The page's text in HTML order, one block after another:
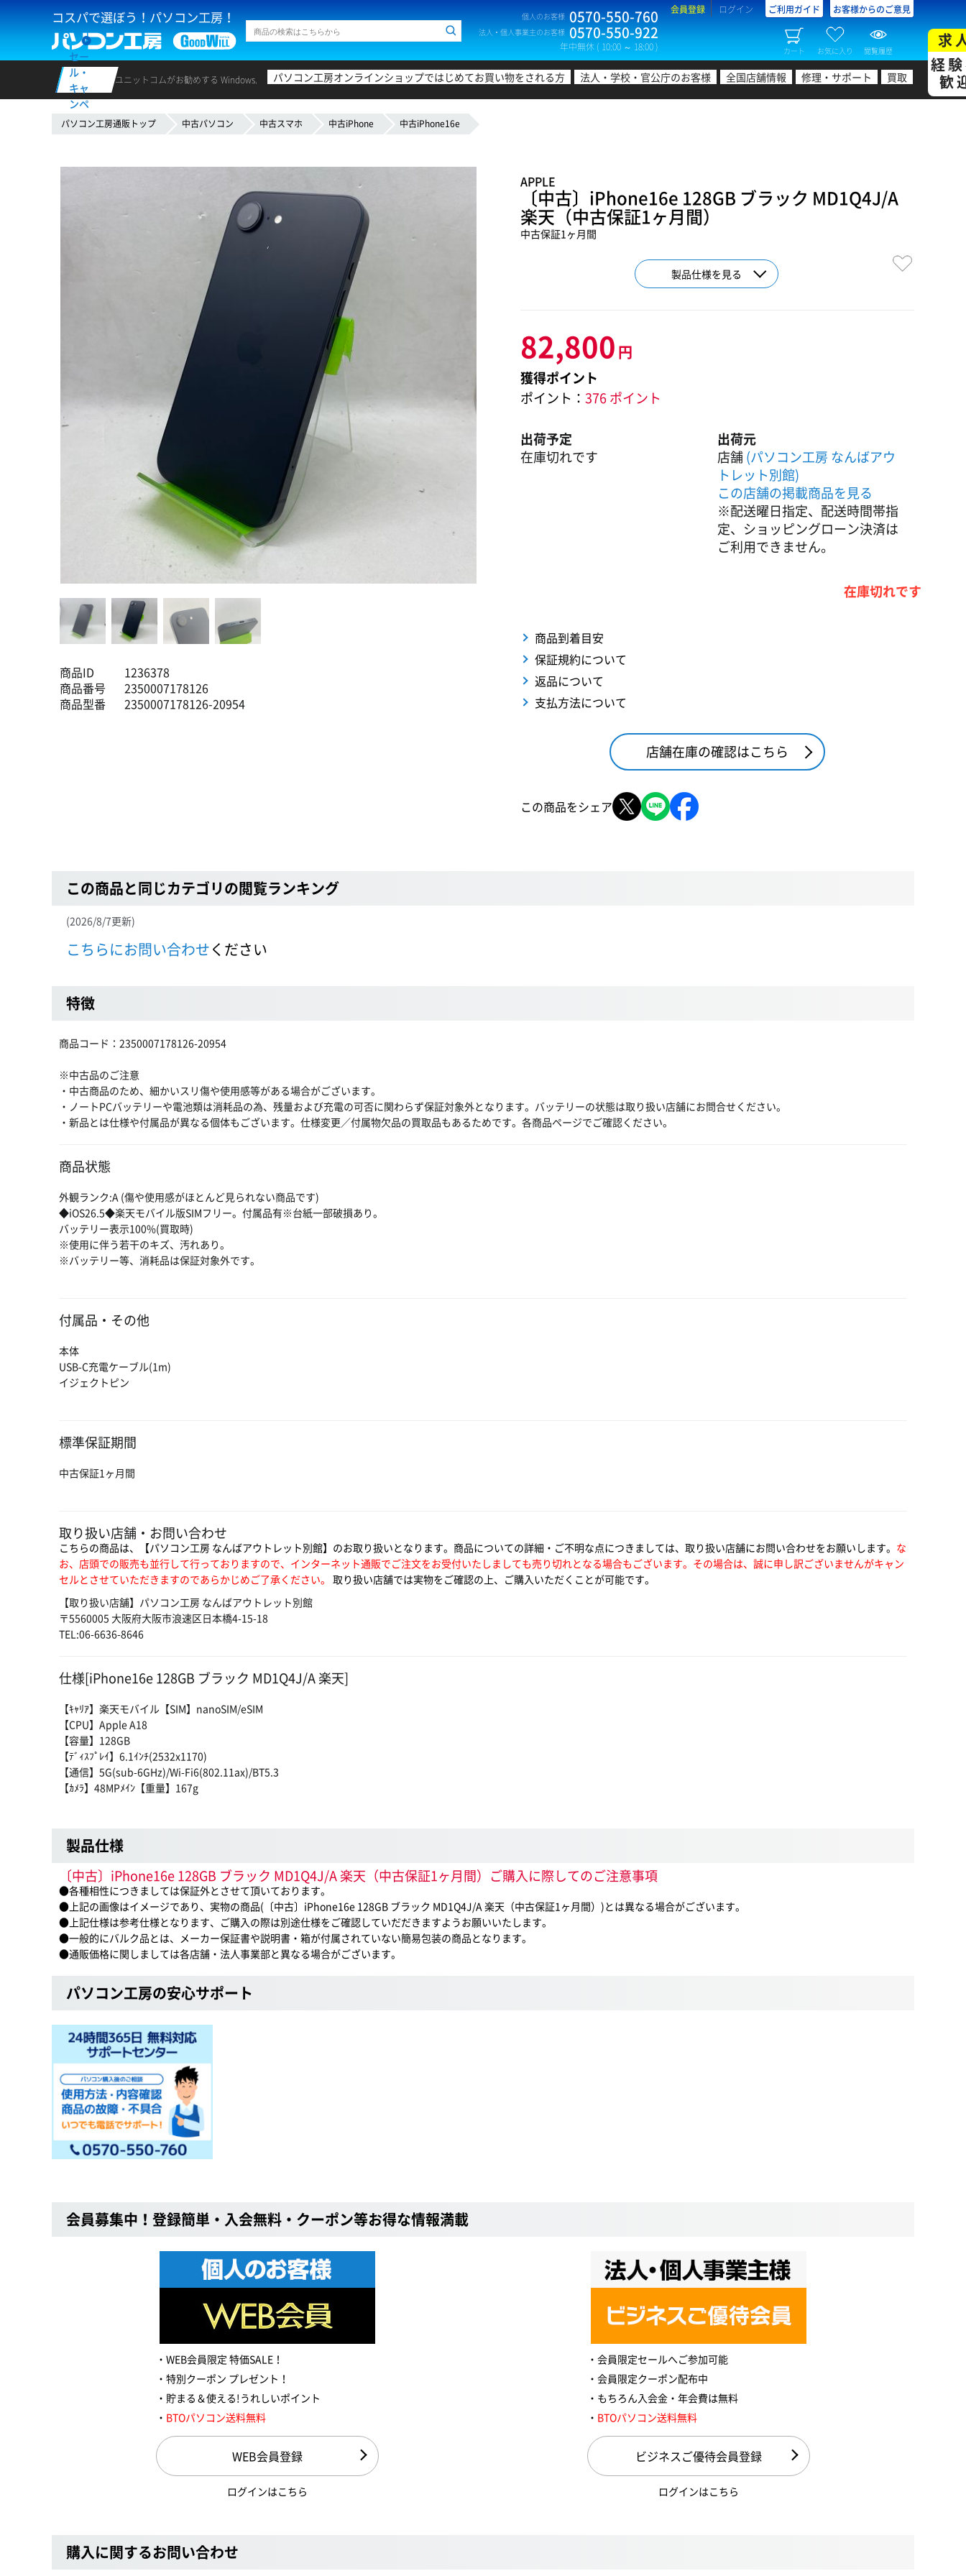
コスパで選ぼう！パソコン工房！ 個人のお客様 0570-550-760
法人・個人事業主のお客様 0570-550-922
年中無休 ( 10:00 ～ 18:00 )
会員登録 ログイン ご利用ガイド お客様からのご意見
カート お気に入り 閲覧履歴
セー
ル・
キャ
ンペ
ーン
ユニットコムがお勧めする Windows. パソコン工房オンラインショップではじめてお買い物をされる方 法人・学校・官公庁のお客様 全国店舗情報 修理・サポート 買取
求
経
歓
パソコン工房通販トップ 中古パソコン 中古スマホ 中古iPhone 中古iPhone16e
商品ID
1236378
商品番号
2350007178126
商品型番
2350007178126-20954
APPLE
〔中古〕iPhone16e 128GB ブラック MD1Q4J/A
楽天（中古保証1ヶ月間）
中古保証1ヶ月間
製品仕様を見る
82,800 円
獲得ポイント
ポイント： 376 ポイント
出荷予定
在庫切れです
出荷元
店舗(パソコン工房 なんばアウ
トレット別館)
この店舗の掲載商品を見る
※配送曜日指定、配送時間帯指
定、ショッピングローン決済は
ご利用できません。
在庫切れです
商品到着目安
保証規約について
返品について
支払方法について
店舗在庫の確認はこちら
この商品をシェア
この商品と同じカテゴリの閲覧ランキング
(2026/8/7更新)
こちらにお問い合わせください
特徴
商品コード：2350007178126-20954
※中古品のご注意
・中古商品のため、細かいスリ傷や使用感等がある場合がございます。
・ノートPCバッテリーや電池類は消耗品の為、残量および充電の可否に関わらず保証対象外となります。バッテリーの状態は取り扱い店舗にお問合せください。
・新品とは仕様や付属品が異なる個体もございます。仕様変更／付属物欠品の買取品もあるためです。各商品ページでご確認ください。
商品状態
外観ランク:A (傷や使用感がほとんど見られない商品です)
◆iOS26.5◆楽天モバイル版SIMフリー。付属品有※台紙一部破損あり。
バッテリー表示100%(買取時)
※使用に伴う若干のキズ、汚れあり。
※バッテリー等、消耗品は保証対象外です。
付属品・その他
本体
USB-C充電ケーブル(1m)
イジェクトピン
標準保証期間
中古保証1ヶ月間
取り扱い店舗・お問い合わせ
こちらの商品は、【パソコン工房 なんばアウトレット別館】のお取り扱いとなります。商品についての詳細・ご不明な点につきましては、取り扱い店舗にお問い合わせをお願いします。 な
お、店頭での販売も並行して行っておりますので、インターネット通販でご注文をお受付いたしましても売り切れとなる場合もございます。その場合は、誠に申し訳ございませんがキャン
セルとさせていただきますのであらかじめご了承ください。 取り扱い店舗では実物をご確認の上、ご購入いただくことが可能です。
【取り扱い店舗】パソコン工房 なんばアウトレット別館
〒5560005 大阪府大阪市浪速区日本橋4-15-18
TEL:06-6636-8646
仕様[iPhone16e 128GB ブラック MD1Q4J/A 楽天]
【ｷｬﾘｱ】楽天モバイル【SIM】nanoSIM/eSIM
【CPU】Apple A18
【容量】128GB
【ﾃﾞｨｽﾌﾟﾚｲ】6.1ｲﾝﾁ(2532x1170)
【通信】5G(sub-6GHz)/Wi-Fi6(802.11ax)/BT5.3
【ｶﾒﾗ】48MPﾒｲﾝ【重量】167g
製品仕様
〔中古〕iPhone16e 128GB ブラック MD1Q4J/A 楽天（中古保証1ヶ月間）ご購入に際してのご注意事項
●各種相性につきましては保証外とさせて頂いております。
●上記の画像はイメージであり、実物の商品(〔中古〕iPhone16e 128GB ブラック MD1Q4J/A 楽天（中古保証1ヶ月間）)とは異なる場合がございます。
●上記仕様は参考仕様となります、ご購入の際は別途仕様をご確認していだだきますようお願いいたします。
●一般的にバルク品とは、メーカー保証書や説明書・箱が付属されていない簡易包装の商品となります。
●通販価格に関しましては各店舗・法人事業部と異なる場合がございます。
パソコン工房の安心サポート
会員募集中！登録簡単・入会無料・クーポン等お得な情報満載
WEB会員限定 特価SALE！
特別クーポン プレゼント！
貯まる＆使える!うれしいポイント
BTOパソコン送料無料
WEB会員登録
ログインはこちら
会員限定セールへご参加可能
会員限定クーポン配布中
もちろん入会金・年会費は無料
BTOパソコン送料無料
ビジネスご優待会員登録
ログインはこちら
購入に関するお問い合わせ